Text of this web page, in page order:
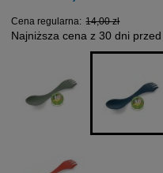
Cena regularna: 14,00 zł
Najniższa cena z 30 dni